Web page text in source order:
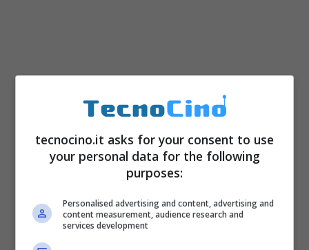
un possibile metodo persbloccare il
. Adesso, l’FBI dovrà testare questo
nuovo metodo e assicurarsi che non
distrugga i dati presenti sul telefono. Proprio
per questo motivo è stato richiesto un po’ di
tecnocino.it asks for your consent to use
your personal data for the following
purposes:
Personalised advertising and content, advertising and
content measurement, audience research and
services development